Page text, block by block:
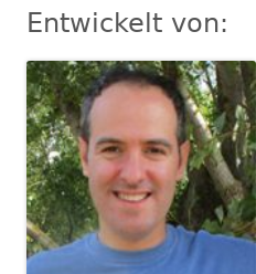
Entwickelt von: